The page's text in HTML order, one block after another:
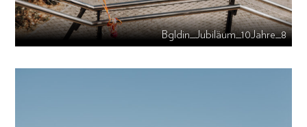
Bgldin_Jubiläum_10Jahre_8